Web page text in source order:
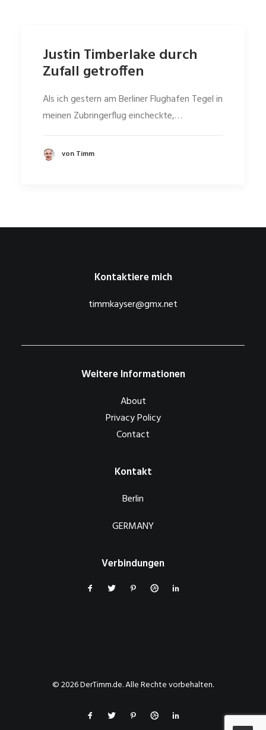
Justin Timberlake durch
Zufall getroffen
Als ich gestern am Berliner Flughafen Tegel in
meinen Zubringerflug eincheckte,…
von Timm
Kontaktiere mich
timmkayser@gmx.net
Weitere Informationen
About
Privacy Policy
Contact
Kontakt
Berlin
GERMANY
Verbindungen
© 2026 DerTimm.de. Alle Rechte vorbehalten.